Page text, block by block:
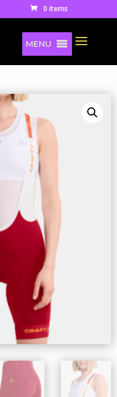
0 items
MENU